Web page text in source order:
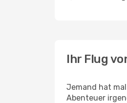
Ihr Flug
Jemand hat
Abenteuer